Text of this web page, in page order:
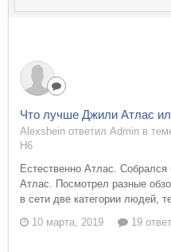
Что лучше Джили Атлас
Alexshein ответил Admin в
H6
Естественно Атлас.
Атлас. Посмотрел разные
в сети две категории людей,
10 марта, 2019
19